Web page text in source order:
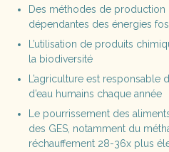
Des méthodes de production
dépendantes des énergies
L’utilisation de produits
la biodiversité
L’agriculture est responsable
d’eau humains chaque année
Le pourrissement des
des GES, notamment du
réchauffement 28-36x plus